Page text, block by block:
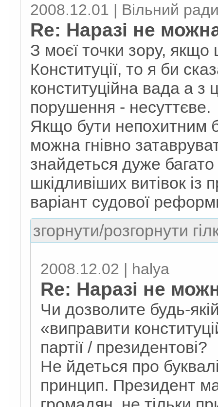
2008.12.01 | Вільний
Re: Наразі не
З моєї точки зору,
Конституції, то я би
конституційна вада а
порушення - несуттєве.
Якщо бути непохитним
можна гнівно
знайдеться дуже багато
шкідливіших витівок із
варіант судової
згорнути/розгорнути
2008.12.02 | halya
Re: Наразі не
Чи дозволите будь-
«виправити
партії / президентові?
Не йдеться про
принцип. Президент